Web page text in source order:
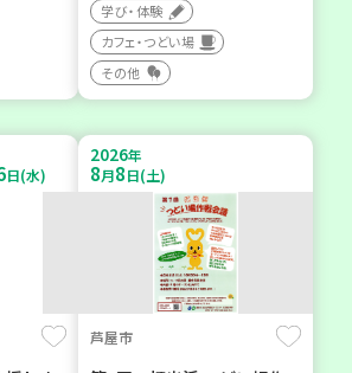
学び・体験
カフェ・つどい場
その他
日(水)
2026年
8月8日(土)
芦屋市